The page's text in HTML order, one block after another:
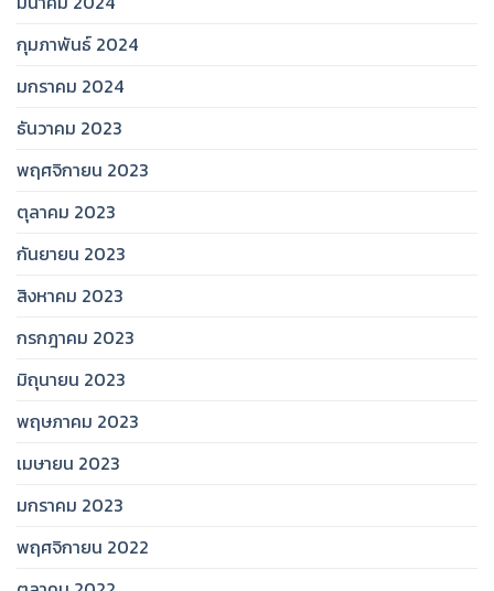
กุมภาพันธ์ 2024
มกราคม 2024
ธันวาคม 2023
พฤศจิกายน 2023
ตุลาคม 2023
กันยายน 2023
สิงหาคม 2023
กรกฎาคม 2023
มิถุนายน 2023
พฤษภาคม 2023
เมษายน 2023
มกราคม 2023
พฤศจิกายน 2022